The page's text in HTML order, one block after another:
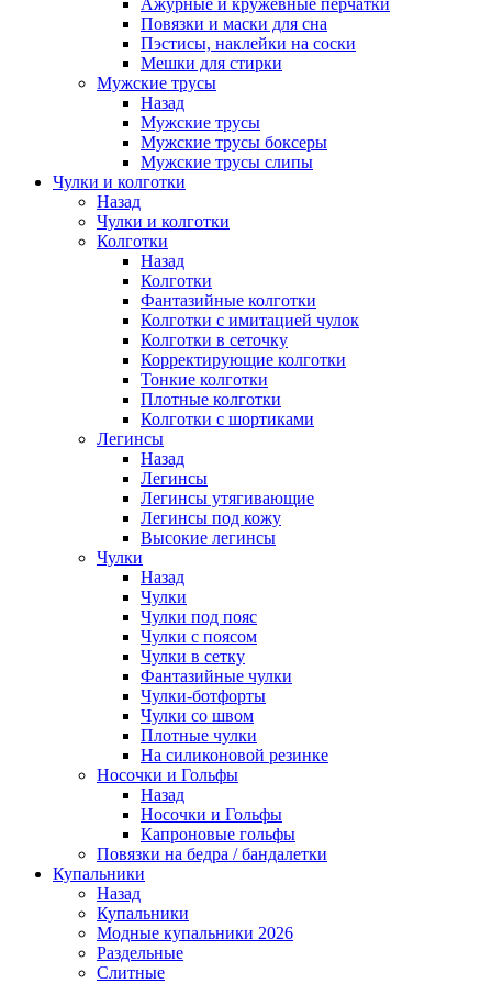
Ажурные и кружевные перчатки
Повязки и маски для сна
Пэстисы, наклейки на соски
Мешки для стирки
Мужские трусы
Назад
Мужские трусы
Мужские трусы боксеры
Мужские трусы слипы
Чулки и колготки
Назад
Чулки и колготки
Колготки
Назад
Колготки
Фантазийные колготки
Колготки с имитацией чулок
Колготки в сеточку
Корректирующие колготки
Тонкие колготки
Плотные колготки
Колготки с шортиками
Легинсы
Назад
Легинсы
Легинсы утягивающие
Легинсы под кожу
Высокие легинсы
Чулки
Назад
Чулки
Чулки под пояс
Чулки с поясом
Чулки в сетку
Фантазийные чулки
Чулки-ботфорты
Чулки со швом
Плотные чулки
На силиконовой резинке
Носочки и Гольфы
Назад
Носочки и Гольфы
Капроновые гольфы
Повязки на бедра / бандалетки
Купальники
Назад
Купальники
Модные купальники 2026
Раздельные
Слитные